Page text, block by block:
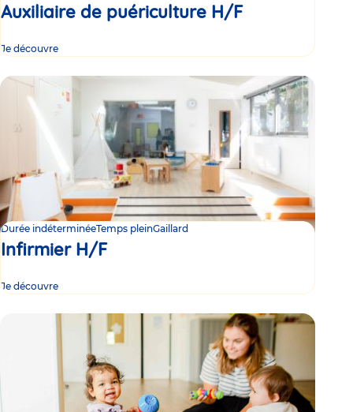
Auxiliaire de puériculture H/F
Je découvre
Durée indéterminéeTemps pleinGaillard
Infirmier H/F
Je découvre